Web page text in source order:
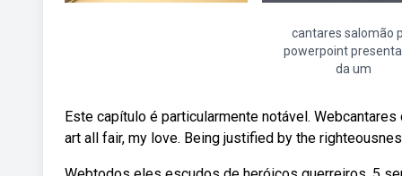
cantares salomão
powerpoint
da um
Este capítulo é particularmente notável.
art all fair, my love. Being justified by the